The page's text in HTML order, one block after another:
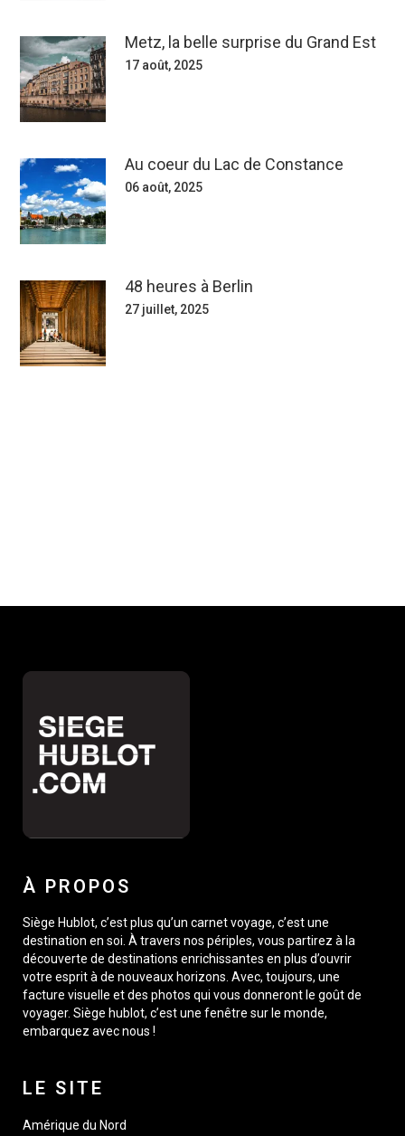
Metz, la belle surprise du Grand Est
17 août, 2025
Au coeur du Lac de Constance
06 août, 2025
48 heures à Berlin
27 juillet, 2025
À PROPOS
Siège Hublot, c’est plus qu’un carnet voyage, c’est une
destination en soi. À travers nos périples, vous partirez à la
découverte de destinations enrichissantes en plus d’ouvrir
votre esprit à de nouveaux horizons. Avec, toujours, une
facture visuelle et des photos qui vous donneront le goût de
voyager. Siège hublot, c’est une fenêtre sur le monde,
embarquez avec nous !
LE SITE
Amérique du Nord